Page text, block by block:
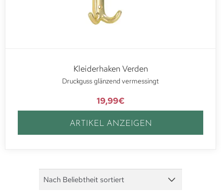
Kleiderhaken Verden
Druckguss glänzend vermessingt
19,99€
ARTIKEL ANZEIGEN